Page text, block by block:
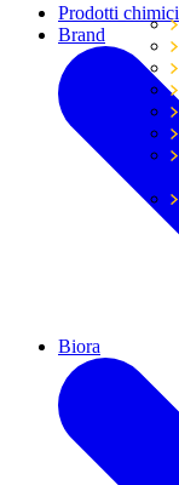
Prodotti chimici
Brand
Biora